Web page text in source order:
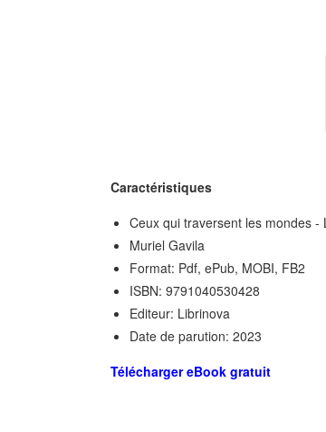
Caractéristiques
Ceux qui traversent les mondes -
Muriel Gavila
Format: Pdf, ePub, MOBI, FB2
ISBN: 9791040530428
Editeur: Librinova
Date de parution: 2023
Télécharger eBook gratuit